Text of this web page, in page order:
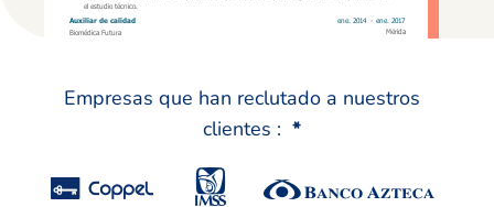
Empresas que han reclutado a nuestros
clientes : *